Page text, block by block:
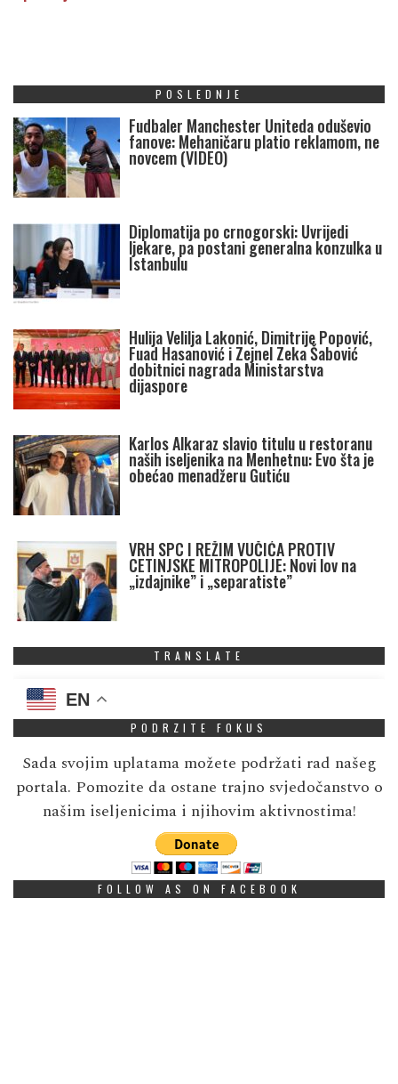
POSLEDNJE
Fudbaler Manchester Uniteda oduševio
fanove: Mehaničaru platio reklamom, ne
novcem (VIDEO)
Diplomatija po crnogorski: Uvrijedi
ljekare, pa postani generalna konzulka u
Istanbulu
Hulija Velilja Lakonić, Dimitrije Popović,
Fuad Hasanović i Zejnel Zeka Šabović
dobitnici nagrada Ministarstva
dijaspore
Karlos Alkaraz slavio titulu u restoranu
naših iseljenika na Menhetnu: Evo šta je
obećao menadžeru Gutiću
VRH SPC I REŽIM VUČIĆA PROTIV
CETINJSKE MITROPOLIJE: Novi lov na
„izdajnike” i „separatiste”
TRANSLATE
EN
PODRZITE FOKUS
Sada svojim uplatama možete podržati rad našeg
portala. Pomozite da ostane trajno svjedočanstvo o
našim iseljenicima i njihovim aktivnostima!
FOLLOW AS ON FACEBOOK